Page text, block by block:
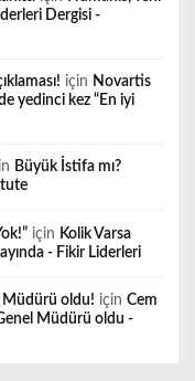
Dergisi -
için Novartis
yedinci kez “En iyi
Büyük İstifa mı?
için Kolik Varsa
- Fikir Liderleri
Müdürü oldu! için Cem
Müdürü oldu -